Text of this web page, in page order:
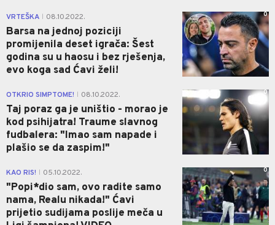
VRTEŠKA 08.10.2022.
Barsa na jednoj poziciji
promijenila deset igrača: Šest
godina su u haosu i bez rješenja,
evo koga sad Ćavi želi!
0
OTKRIO SIMPTOME! 08.10.2022.
Taj poraz ga je uništio - morao je
kod psihijatra! Traume slavnog
fudbalera: "Imao sam napade i
plašio se da zaspim!"
0
KAO RIS! 05.10.2022.
"Popi*dio sam, ovo radite samo
nama, Realu nikada!" Ćavi
prijetio sudijama poslije meča u
0